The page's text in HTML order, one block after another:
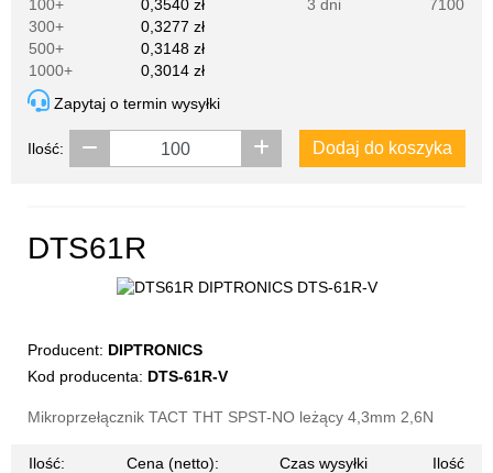
100+
0,3540 zł
300+
0,3277 zł
500+
0,3148 zł
1000+
0,3014 zł
3 dni
7100
Zapytaj o termin wysyłki
Ilość: Dodaj do koszyka
DTS61R
Producent: DIPTRONICS
Kod producenta: DTS-61R-V
Mikroprzełącznik TACT THT SPST-NO leżący 4,3mm 2,6N
Ilość:
Cena (netto):
Czas wysyłki
Ilość